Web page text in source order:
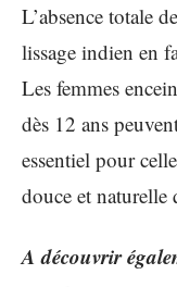
L’absence totale
lissage indien en
Les femmes
dès 12 ans
essentiel pour
douce et naturelle
A découvrir